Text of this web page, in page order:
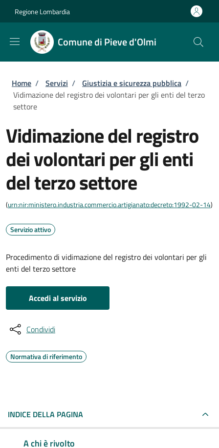
Regione Lombardia
Comune di Pieve d'Olmi
Briciole di pane
Home / Servizi / Giustizia e sicurezza pubblica /
Vidimazione del registro dei volontari per gli enti del terzo
settore
Vidimazione del registro
dei volontari per gli enti
del terzo settore
(urn:nir:ministero.industria.commercio.artigianato:decreto:1992-02-14)
Servizio attivo
Procedimento di vidimazione del registro dei volontari per gli
enti del terzo settore
Accedi al servizio
Condividi
Normativa di riferimento
INDICE DELLA PAGINA
A chi è rivolto